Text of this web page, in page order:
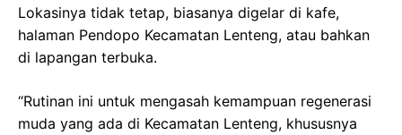
Lokasinya tidak tetap, biasanya digelar di kafe,
halaman Pendopo Kecamatan Lenteng, atau bahkan
di lapangan terbuka.
“Rutinan ini untuk mengasah kemampuan regenerasi
muda yang ada di Kecamatan Lenteng, khususnya